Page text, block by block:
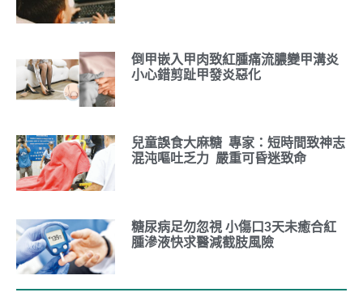
倒甲嵌入甲肉致紅腫痛流膿變甲溝炎
小心錯剪趾甲發炎惡化
兒童誤食大麻糖 專家：短時間致神志
混沌嘔吐乏力 嚴重可昏迷致命
糖尿病足勿忽視 小傷口3天未癒合紅
腫滲液快求醫減截肢風險